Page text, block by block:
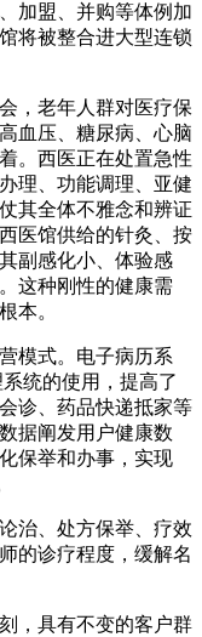
盟、并购等体例加
将被整合进大型连锁
，老年人群对医疗保
血压、糖尿病、心脑
。西医正在处置急性
理、功能调理、亚健
其全体不雅念和辨证
医馆供给的针灸、按
副感化小、体验感
这种刚性的健康需
本。
模式。电子病历系
统的使用，提高了
诊、药品快递抵家等
据阐发用户健康数
保举和办事，实现
、处方保举、疗效
的诊疗程度，缓解名
，具有不变的客户群